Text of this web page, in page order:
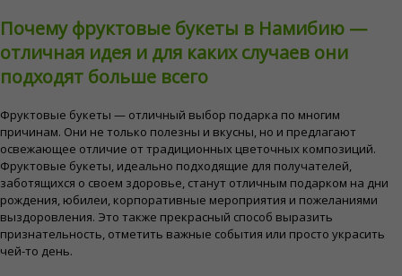
Почему фруктовые букеты в Намибию —
отличная идея и для каких случаев они
подходят больше всего
Фруктовые букеты — отличный выбор подарка по многим
причинам. Они не только полезны и вкусны, но и предлагают
освежающее отличие от традиционных цветочных композиций.
Фруктовые букеты, идеально подходящие для получателей,
заботящихся о своем здоровье, станут отличным подарком на дни
рождения, юбилеи, корпоративные мероприятия и пожеланиями
выздоровления. Это также прекрасный способ выразить
признательность, отметить важные события или просто украсить
чей-то день.